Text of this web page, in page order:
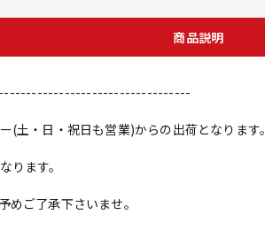
商品説明
土・日・祝日も営業)からの出荷となります。
ます。
めご了承下さいませ。